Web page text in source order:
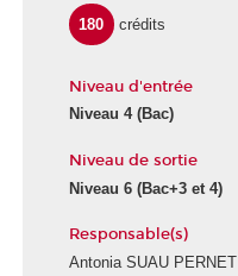
180 crédits
Niveau d'entrée
Niveau 4(Bac)
Niveau de sortie
Niveau 6 (Bac+3 et 4)
Responsable(s)
Antonia SUAU PERNET